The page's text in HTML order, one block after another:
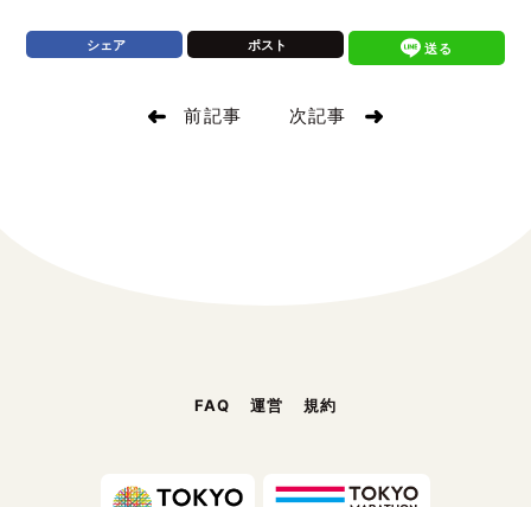
シェア ポスト 送る
前記事 次記事
FAQ 運営 規約